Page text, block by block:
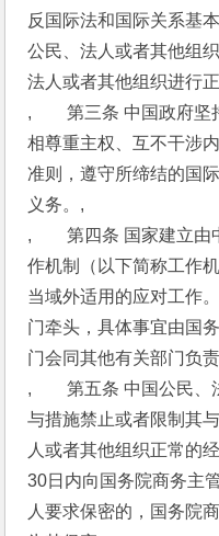
反国际法和国际关系基
公民、法人或者其他组
法人或者其他组织进行
,　　第三条 中国政府
相尊重主权、互不干涉
准则，遵守所缔结的国
义务。,
,　　第四条 国家建立
作机制（以下简称工作
当域外适用的应对工作
门牵头，具体事宜由国
门会同其他有关部门负
,　　第五条 中国公民
与措施禁止或者限制其
人或者其他组织正常的
30日内向国务院商务主
人要求保密的，国务院